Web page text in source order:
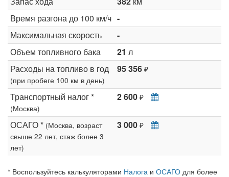
Время разгона до 100 км/ч -
Максимальная скорость
-
Объем топливного бака
21 л
Расходы на топливо в год
(при пробеге 100 км в день)
95 356 ₽
Транспортный налог *
(Москва)
2 600 ₽
ОСАГО * (Москва, возраст
свыше 22 лет, стаж более 3
лет)
3 000 ₽
* Воспользуйтесь калькуляторами Налога и ОСАГО для более